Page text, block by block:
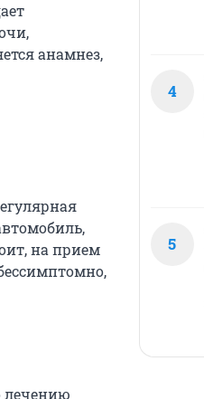
анамнез,
на прием
лечению
4
5